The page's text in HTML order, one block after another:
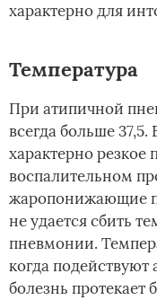
характерно для
Температура­
При атипичной
всегда больше
характерно
воспалительном
жаропонижающие
не удается сбить
пневмонии.
когда
болезнь протекает